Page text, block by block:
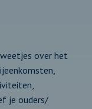
over het
je ouders/